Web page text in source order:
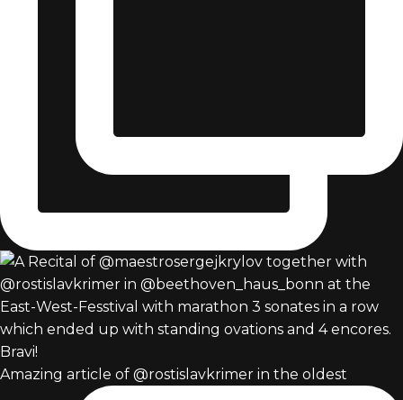
Amazing article of @rostislavkrimer in the oldest